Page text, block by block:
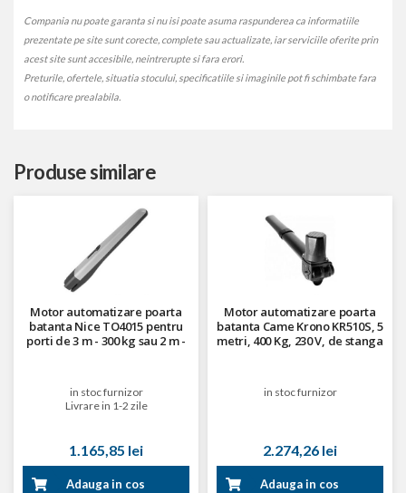
Compania nu poate garanta si nu isi poate asuma raspunderea ca informatiile
prezentate pe site sunt corecte, complete sau actualizate, iar serviciile oferite prin
acest site sunt accesibile, neintrerupte si fara erori.
Preturile, ofertele, situatia stocului, specificatiile si imaginile pot fi schimbate fara
o notificare prealabila.
Produse similare
Motor automatizare poarta
batanta Nice TO4015 pentru
porti de 3 m - 300 kg sau 2 m -
in stoc furnizor
Livrare in 1-2 zile
1.165,85 lei
Adauga in cos
Motor automatizare poarta
batanta Came Krono KR510S, 5
metri, 400 Kg, 230 V, de stanga
in stoc furnizor
2.274,26 lei
Adauga in cos